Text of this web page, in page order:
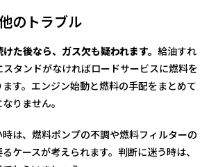
のトラブル
た後なら、ガス欠も疑われます。 給油すれ
タンドがなければロードサービスに燃料を
す。エンジン始動と燃料の手配をまとめて
りません。
は、燃料ポンプの不調や燃料フィルターの
ケースが考えられます。判断に迷う時は、